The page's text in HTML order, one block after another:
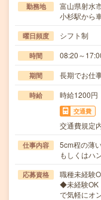
勤務地
富山県射水
小杉駅から
曜日頻度 シフト制
時間 08:20～
期間 長期でお仕
時給 時給1200円
交通費
交通費規定
仕事内容
5cm程の薄
もしくはハ
応募資格
職種未経験
◆未経験OK
で気軽にオ